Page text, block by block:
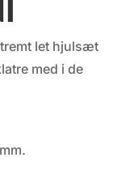
let hjulsæt
med i de